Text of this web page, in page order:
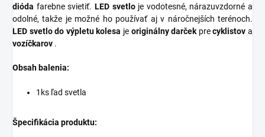
dióda farebne svietiť. LED svetloje vodotesné, nárazuvzdorné a
odolné, takže je možné ho používať aj v náročnejších terénoch.
LED svetlo do výpletu kolesa je originálny darčekprecyklistov a
vozíčkarov .
Obsah balenia:
1ks ľad svetla
Špecifikácia produktu: